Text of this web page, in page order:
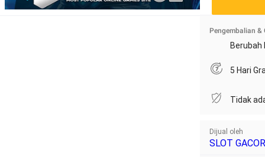
Pengembalian &
Berubah
5 Hari
Tidak
Dijual oleh
SLOT GACOR